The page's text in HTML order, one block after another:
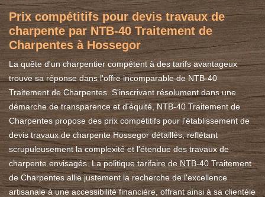
Prix compétitifs pour devis travaux de
charpente par NTB-40 Traitement de
Charpentes à Hossegor
La quête d'un charpentier compétent à des tarifs avantageux
trouve sa réponse dans l'offre incomparable de NTB-40
Traitement de Charpentes. S'inscrivant résolument dans une
démarche de transparence et d'équité, NTB-40 Traitement de
Charpentes propose des prix compétitifs pour l'établissement de
devis travaux de charpente Hossegor détaillés, reflétant
scrupuleusement la complexité et l'étendue des travaux de
charpente envisagés. La politique tarifaire de NTB-40 Traitement
de Charpentes allie justement la recherche de l'excellence
artisanale à une accessibilité financière, offrant ainsi à sa clientèle